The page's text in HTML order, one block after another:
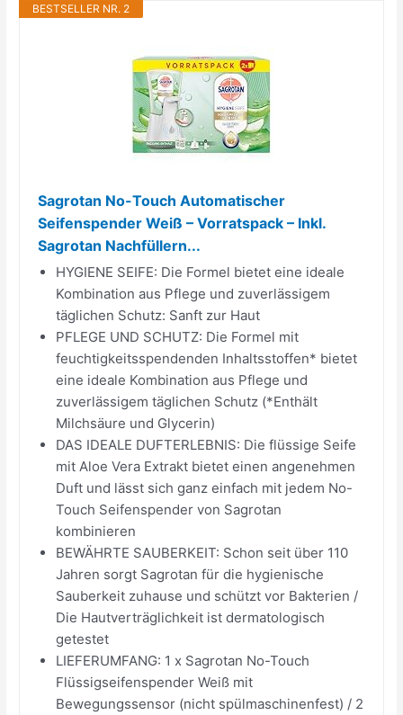
BESTSELLER NR. 2
Sagrotan No-Touch Automatischer
Seifenspender Weiß – Vorratspack – Inkl.
Sagrotan Nachfüllern...
HYGIENE SEIFE: Die Formel bietet eine ideale
Kombination aus Pflege und zuverlässigem
täglichen Schutz: Sanft zur Haut
PFLEGE UND SCHUTZ: Die Formel mit
feuchtigkeitsspendenden Inhaltsstoffen* bietet
eine ideale Kombination aus Pflege und
zuverlässigem täglichen Schutz (*Enthält
Milchsäure und Glycerin)
DAS IDEALE DUFTERLEBNIS: Die flüssige Seife
mit Aloe Vera Extrakt bietet einen angenehmen
Duft und lässt sich ganz einfach mit jedem No-
Touch Seifenspender von Sagrotan
kombinieren
BEWÄHRTE SAUBERKEIT: Schon seit über 110
Jahren sorgt Sagrotan für die hygienische
Sauberkeit zuhause und schützt vor Bakterien /
Die Hautverträglichkeit ist dermatologisch
getestet
LIEFERUMFANG: 1 x Sagrotan No-Touch
Flüssigseifenspender Weiß mit
Bewegungssensor (nicht spülmaschinenfest) / 2